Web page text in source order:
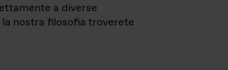
a diverse
nostra filosofia troverete